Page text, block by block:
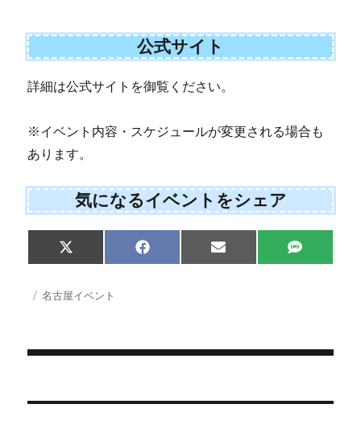
公式サイト
詳細は公式サイトを御覧ください。
※イベント内容・スケジュールが変更される場合も
あります。
気になるイベントをシェア
Share
on
X
(
w
i
r
Share
on
F
a
Share
on
E
m
Share
on
S
M
投 カ
名古屋イベント
稿